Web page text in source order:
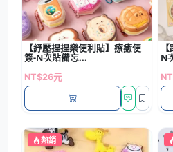
【紓壓捏捏樂便利貼】療癒便
簽-N次貼備忘...
NT$26元
N
熱銷